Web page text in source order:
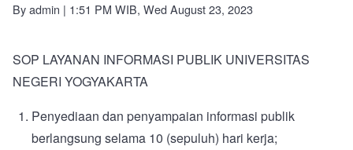
Byadmin | 1:51 PM WIB, Wed August 23, 2023
SOP LAYANAN INFORMASI PUBLIK UNIVERSITAS
NEGERI YOGYAKARTA
Penyediaan dan penyampaian informasi publik
berlangsung selama 10 (sepuluh) hari kerja;